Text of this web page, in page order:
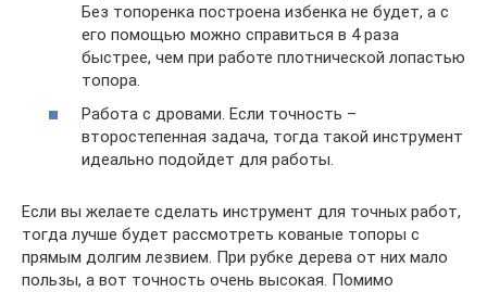
Без топоренка построена избенка не будет, а с
его помощью можно справиться в 4 раза
быстрее, чем при работе плотнической лопастью
топора.
Работа с дровами. Если точность –
второстепенная задача, тогда такой инструмент
идеально подойдет для работы.
Если вы желаете сделать инструмент для точных работ,
тогда лучше будет рассмотреть кованые топоры с
прямым долгим лезвием. При рубке дерева от них мало
пользы, а вот точность очень высокая. Помимо